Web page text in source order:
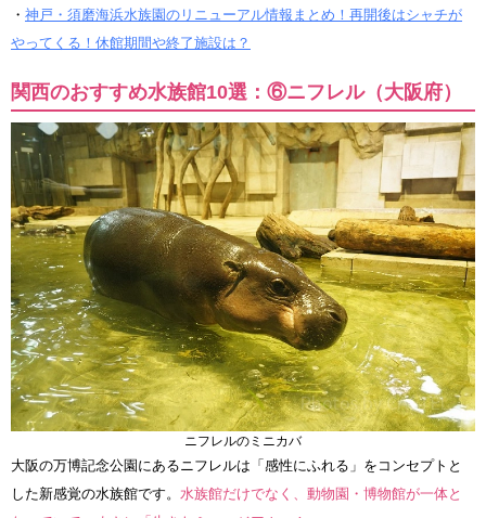
・ 神戸・須磨海浜水族園のリニューアル情報まとめ！再開後はシャチが
やってくる！休館期間や終了施設は？
関西のおすすめ水族館10選：⑥ニフレル（大阪府）
ニフレルのミニカバ
大阪の万博記念公園にあるニフレルは「感性にふれる」をコンセプトと
した新感覚の水族館です。 水族館だけでなく、動物園・博物館が一体と